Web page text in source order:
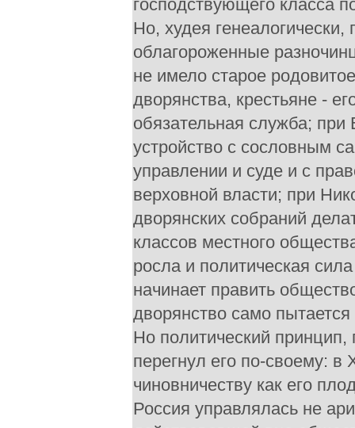
господствующего класса
Но, худея
облагороженные
не имело старое
дворянства, крестьяне -
обязательная служба; при
устройство с сословным
управлении и суде и с
верховной власти; при
дворянских собраний
классов местного
росла и политическая
начинает править
дворянство само
Но политический принцип,
перегнул его по-своему: в
чиновничеству как его
Россия управлялась не